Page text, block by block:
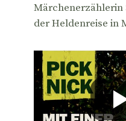
Märchenerzählerin
der Heldenreise in